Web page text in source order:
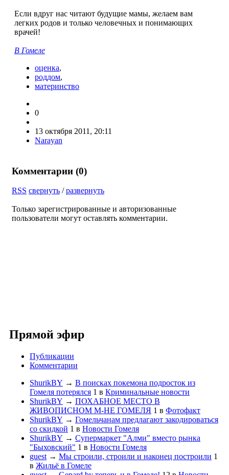
Если вдруг нас читают будущие мамы, желаем вам
легких родов и только человечных и понимающих
врачей!
В Гомеле
оценка,
роддом,
материнство
0
13 октября 2011, 20:11
Narayan
Комментарии (0)
RSS свернуть /развернуть
Только зарегистрированные и авторизованные
пользователи могут оставлять комментарии.
Прямой эфир
Публикации
Комментарии
ShurikBY → В поисках покемона подросток из
Гомеля потерялся 1 в Криминальные новости
ShurikBY → ПОХАБНОЕ МЕСТО В
ЖИВОПИСНОМ М-НЕ ГОМЕЛЯ 1 в Фотофакт
ShurikBY → Гомельчанам предлагают закодироваться
со скидкой 1 в Новости Гомеля
ShurikBY → Супермаркет "Алми" вместо рынка
"Быховский" 1 в Новости Гомеля
guest → Мы строили, строили и наконец построили 1
в Жильё в Гомеле